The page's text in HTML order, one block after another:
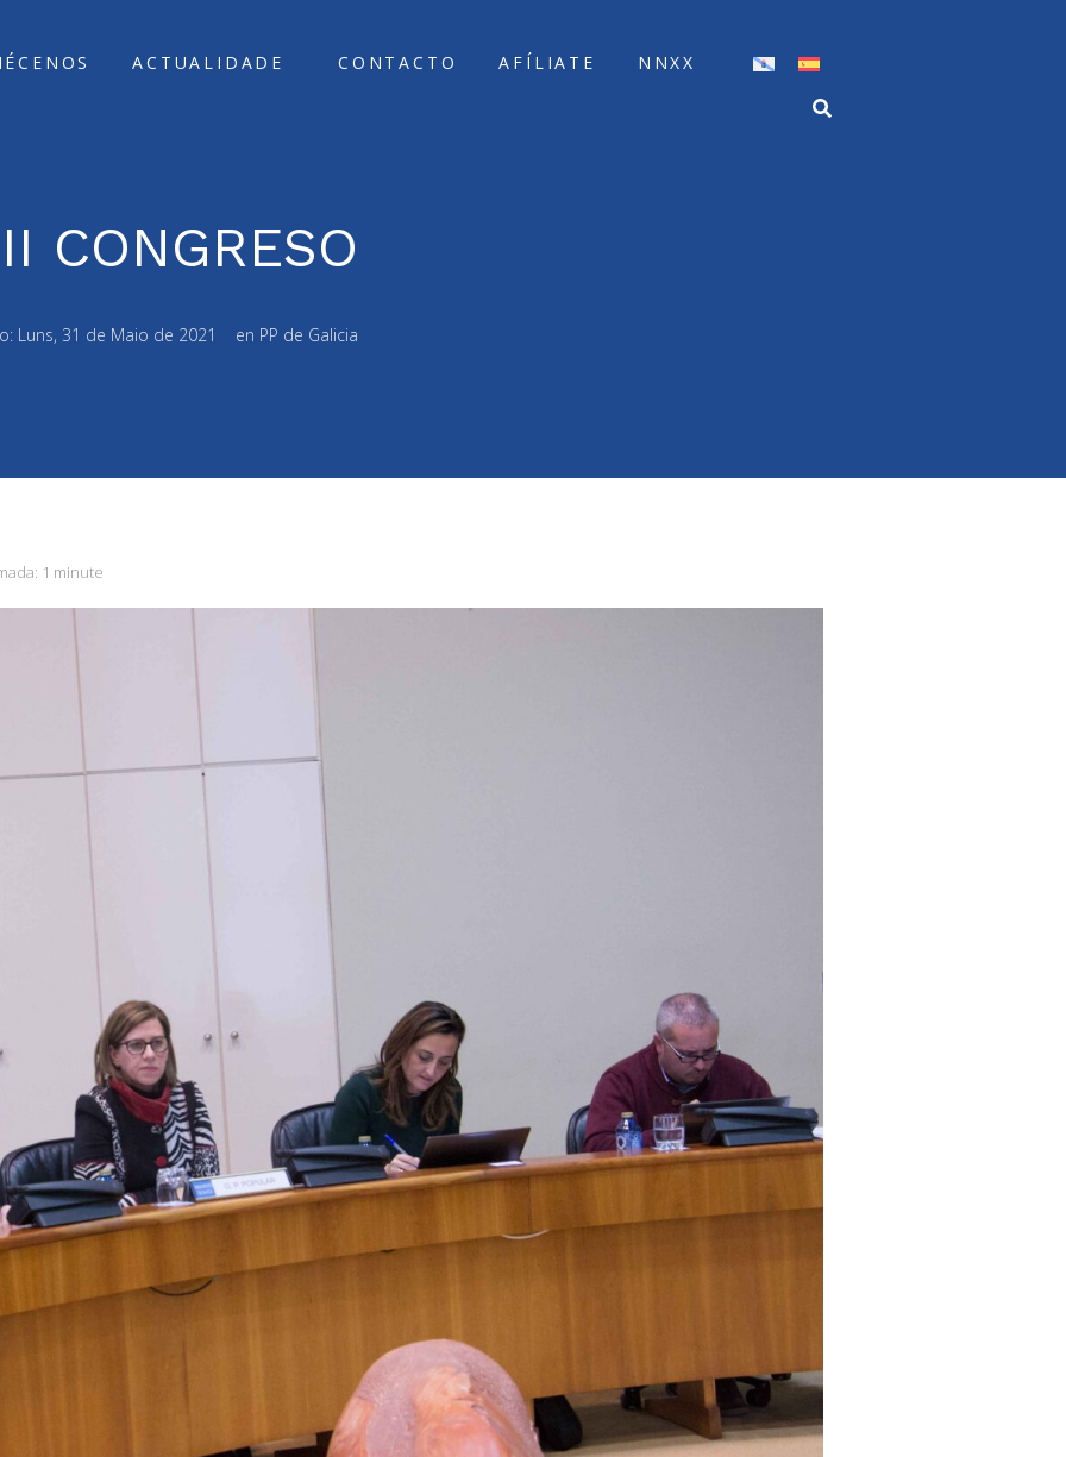
ACTUALIDADE CONTACTO AFÍLIATE NNXX
CONGRESO
Luns, 31 de Maio de 2021 en PP de Galicia
1 minute